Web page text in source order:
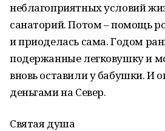
неблагоприятных условий
санаторий. Потом – помощь
и приоделась сама. Годом
подержанные легковушку и
вновь оставили у бабушки. И
деньгами на Север.
Святая душа